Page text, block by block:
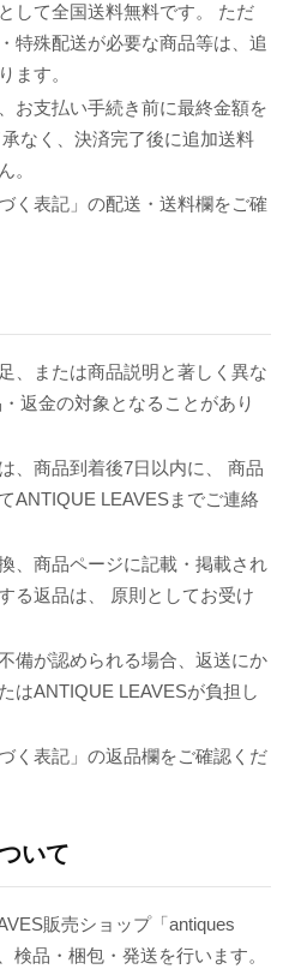
して全国送料無料です。 ただ
特殊配送が必要な商品等は、追
ます。
お支払い手続き前に最終金額を
なく、決済完了後に追加送料
。
く表記」の配送・送料欄をご確
、または商品説明と著しく異な
返金の対象となることがあり
、商品到着後7日以内に、 商品
ANTIQUE LEAVESまでご連絡
、商品ページに記載・掲載され
る返品は、 原則としてお受け
備が認められる場合、返送にか
はANTIQUE LEAVESが負担し
く表記」の返品欄をご確認くだ
いて
販売ショップ「antiques
検品・梱包・発送を行います。